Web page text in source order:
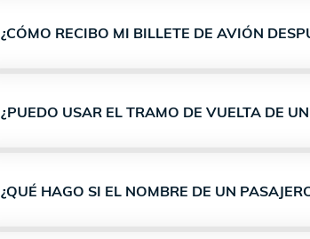
¿CÓMO RECIBO MI BILLETE DE AVIÓN
¿PUEDO USAR EL TRAMO DE VUELTA DE
¿QUÉ HAGO SI EL NOMBRE DE UN